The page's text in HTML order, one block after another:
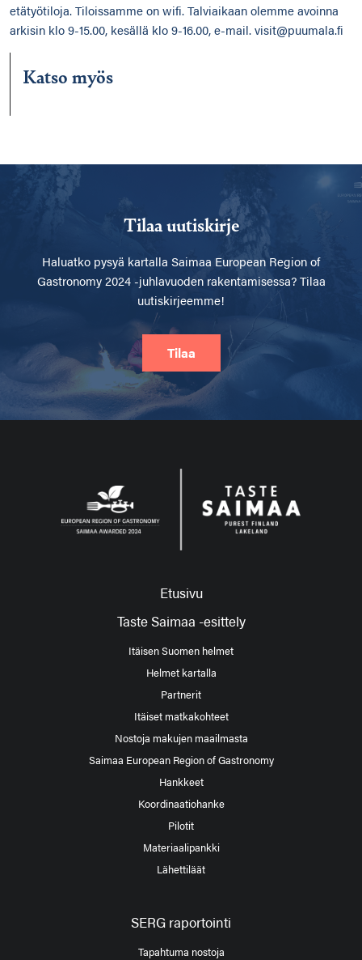
etätyötiloja. Tiloissamme on wifi. Talviaikaan olemme avoinna
arkisin klo 9-15.00, kesällä klo 9-16.00, e-mail. visit@puumala.fi
Katso myös
Tilaa uutiskirje
Haluatko pysyä kartalla Saimaa European Region of
Gastronomy 2024 -juhlavuoden rakentamisessa? Tilaa
uutiskirjeemme!
Tilaa
Etusivu
Taste Saimaa -esittely
Itäisen Suomen helmet
Helmet kartalla
Partnerit
Itäiset matkakohteet
Nostoja makujen maailmasta
Saimaa European Region of Gastronomy
Hankkeet
Koordinaatiohanke
Pilotit
Materiaalipankki
Lähettiläät
SERG raportointi
Tapahtuma nostoja